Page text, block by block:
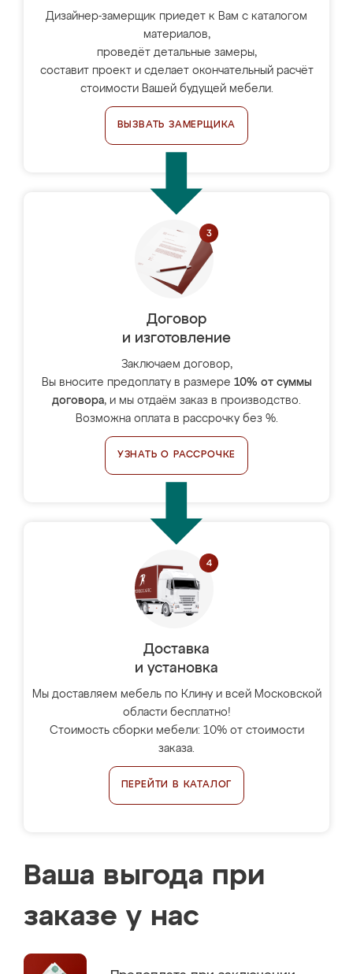
Дизайнер-замерщик приедет к Вам с каталогом
материалов,
проведёт детальные замеры,
составит проект и сделает окончательный расчёт
стоимости Вашей будущей мебели.
ВЫЗВАТЬ ЗАМЕРЩИКА
Договор
и изготовление
Заключаем договор,
Вы вносите предоплату в размере 10% от суммы
договора, и мы отдаём заказ в производство.
Возможна оплата в рассрочку без %.
УЗНАТЬ О РАССРОЧКЕ
Доставка
и установка
Мы доставляем мебель по Клину и всей Московской
области бесплатно!
Стоимость сборки мебели: 10% от стоимости
заказа.
ПЕРЕЙТИ В КАТАЛОГ
Ваша выгода при
заказе у нас